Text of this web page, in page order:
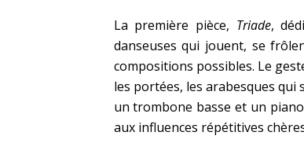
La première pièce, Triade,
danseuses qui jouent, se
compositions possibles. Le
les portées, les arabesques
un trombone basse et un
aux influences répétitives